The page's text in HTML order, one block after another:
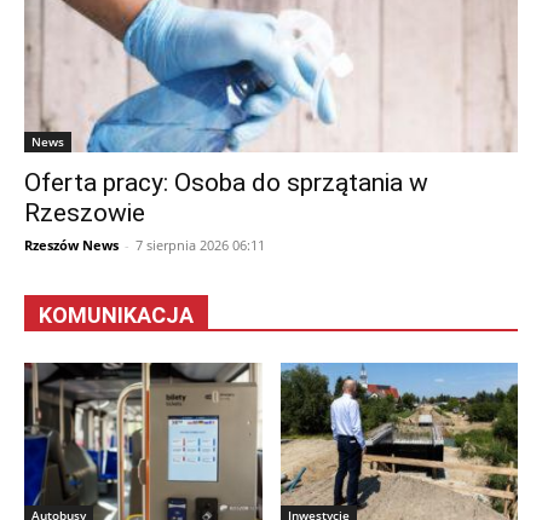
News
Oferta pracy: Osoba do sprzątania w
Rzeszowie
Rzeszów News - 7 sierpnia 2026 06:11
KOMUNIKACJA
Autobusy Inwestycje